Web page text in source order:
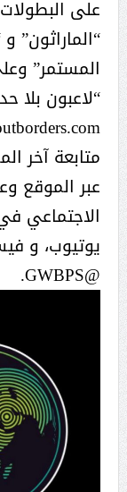
على
“الماراثون”
المستمر”
“لاعبون بلا
متابعة آخر
عبر الموقع
الاجتماعي
يوتيوب، و
@GWBPS.